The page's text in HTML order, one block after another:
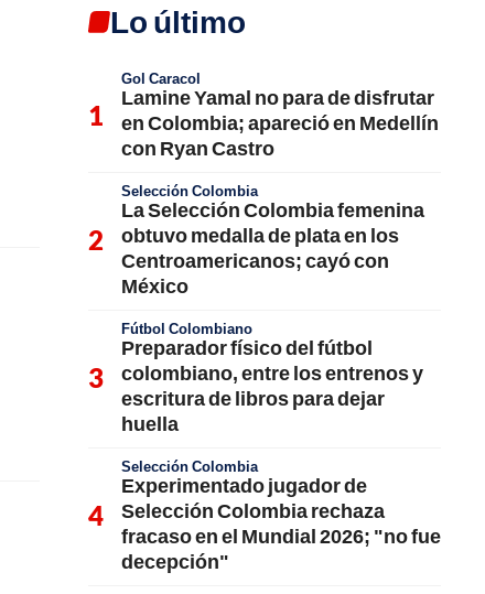
Lo último
Gol Caracol
Lamine Yamal no para de disfrutar
en Colombia; apareció en Medellín
con Ryan Castro
Selección Colombia
La Selección Colombia femenina
obtuvo medalla de plata en los
Centroamericanos; cayó con
México
Fútbol Colombiano
Preparador físico del fútbol
colombiano, entre los entrenos y
escritura de libros para dejar
huella
Selección Colombia
Experimentado jugador de
Selección Colombia rechaza
fracaso en el Mundial 2026; "no fue
decepción"